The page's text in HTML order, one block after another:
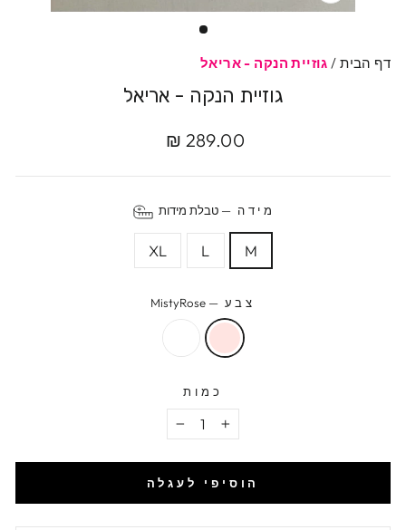
דף הבית / גוזיית הנקה - אריאל
גוזיית הנקה - אריאל
מחיר
289.00 ₪
מידה—טבלת מידות
M
L
XL
צבע—
MistyRose
כמות
− +
הוסיפי לעגלה